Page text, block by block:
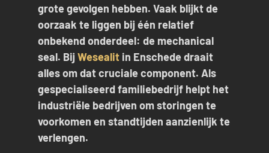
grote gevolgen hebben. Vaak blijkt de
oorzaak te liggen bij één relatief
onbekend onderdeel: de mechanical
seal. Bij Wesealitin Enschede draait
alles om dat cruciale component. Als
gespecialiseerd familiebedrijf helpt het
industriële bedrijven om storingen te
voorkomen en standtijden aanzienlijk te
verlengen.